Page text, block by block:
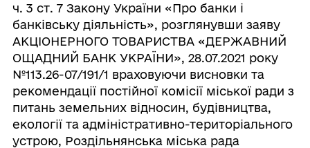
ч. 3 ст. 7 Закону України «Про банки і
банківську діяльність», розглянувши заяву
АКЦІОНЕРНОГО ТОВАРИСТВА «ДЕРЖАВНИЙ
ОЩАДНИЙ БАНК УКРАЇНИ», 28.07.2021 року
№113.26-07/191/1 враховуючи висновки та
рекомендації постійної комісії міської ради з
питань земельних відносин, будівництва,
екології та адміністративно-територіального
устрою, Роздільнянська міська рада